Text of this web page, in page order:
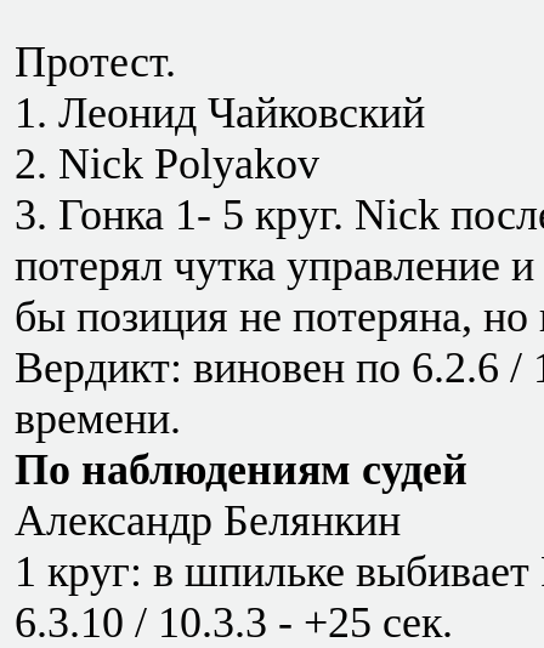
Протест.
1. Леонид Чайковский
2. Nick Polyakov
3. Гонка 1- 5 круг. Nick
потерял чутка управление
бы позиция не потеряна, но
Вердикт: виновен по 6.2.6
времени.
По наблюдениям судей
Александр Белянкин
1 круг: в шпильке
6.3.10 / 10.3.3 - +25 сек.